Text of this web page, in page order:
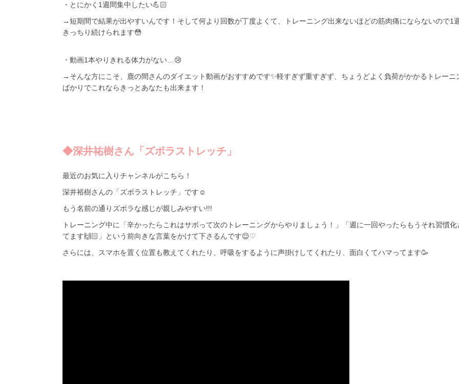
・とにかく1週間集中したい💪🏻
→短期間で結果が出やすいんです！そして何より回数が丁度よくて、トレーニング出来ないほどの筋肉痛にならないので1
きっちり続けられます😳
・動画1本やりきれる体力がない…😢
→そんな方にこそ、鹿の間さんのダイエット動画がおすすめです✨軽すぎず重すぎず、ちょうどよく負荷がかかるトレーニ
ばかりでこれならきっとあなたも出来ます！
◆深井祐樹さん「ズボラストレッチ」
最近のお気に入りチャンネルがこちら！
深井裕樹さんの「ズボラストレッチ」です☺️
もう名前の通りズボラな感じが親しみやすい!!!
トレーニング中に「辛かったらこれはサボって次のトレーニングからやりましょう！」「週に一回やったらもうそれ習慣化
てます🙌🏻」という前向きな言葉をかけて下さるんです😌♡
さらには、スマホを置く位置も教えてくれたり、呼吸をするように声掛けしてくれたり、面白くてハマってます🥳